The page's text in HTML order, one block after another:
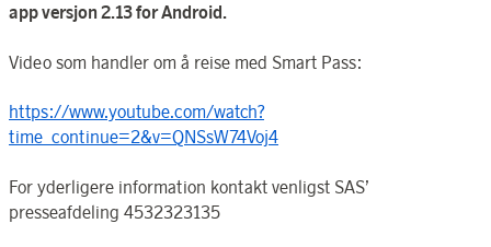
app versjon 2.13 for Android.
Video som handler om å reise med Smart Pass:
https://www.youtube.com/watch?
time_continue=2&v=QNSsW74Voj4
For yderligere information kontakt venligst SAS’
presseafdeling 4532323135